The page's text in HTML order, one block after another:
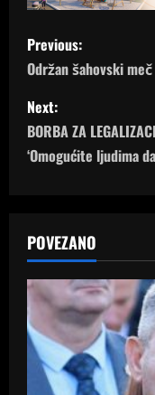
P
o
s
t
a
v
i
g
Previous:
Održan šahovski
Next:
BORBA ZA
‘Omogućite ljudima
POVEZANO